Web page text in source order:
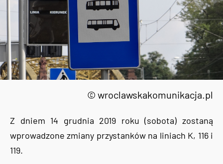
© wroclawskakomunikacja.pl
Z dniem 14 grudnia 2019 roku (sobota) zostaną
wprowadzone zmiany przystanków na liniach K, 116 i
119.